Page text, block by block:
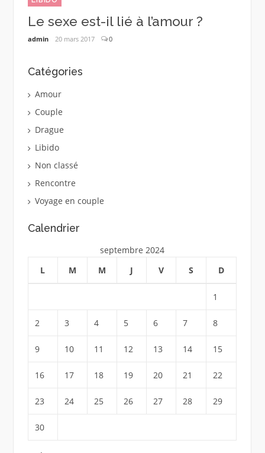
Le sexe est-il lié à l’amour ?
admin 20 mars 2017 0
Catégories
Amour
Couple
Drague
Libido
Non classé
Rencontre
Voyage en couple
Calendrier
septembre 2024
L
M M J V S D
1
2 3 4 5 6 7 8
9 10 11 12 13 14 15
16 17 18 19 20 21 22
23 24 25 26 27 28 29
30